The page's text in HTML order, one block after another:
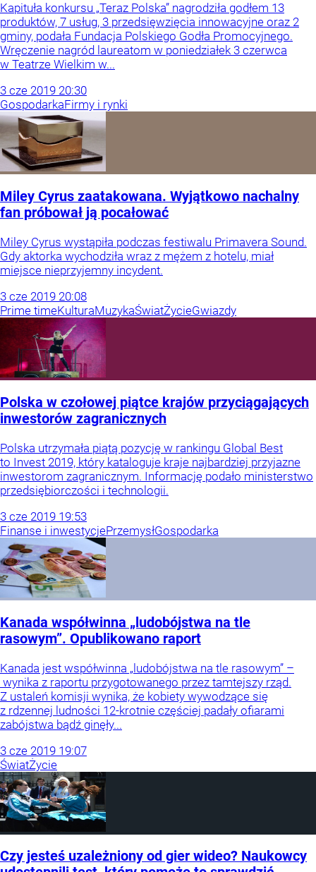
Kapituła konkursu „Teraz Polska” nagrodziła godłem 13
produktów, 7 usług, 3 przedsięwzięcia innowacyjne oraz 2
gminy, podała Fundacja Polskiego Godła Promocyjnego.
Wręczenie nagród laureatom w poniedziałek 3 czerwca
w Teatrze Wielkim w...
3 cze 2019 20:30
GospodarkaFirmy i rynki
Miley Cyrus zaatakowana. Wyjątkowo nachalny
fan próbował ją pocałować
Miley Cyrus wystąpiła podczas festiwalu Primavera Sound.
Gdy aktorka wychodziła wraz z mężem z hotelu, miał
miejsce nieprzyjemny incydent.
3 cze 2019 20:08
Prime timeKulturaMuzykaŚwiatŻycieGwiazdy
Polska w czołowej piątce krajów przyciągających
inwestorów zagranicznych
Polska utrzymała piątą pozycję w rankingu Global Best
to Invest 2019, który kataloguje kraje najbardziej przyjazne
inwestorom zagranicznym. Informację podało ministerstwo
przedsiębiorczości i technologii.
3 cze 2019 19:53
Finanse i inwestycjePrzemysłGospodarka
Kanada współwinna „ludobójstwa na tle
rasowym”. Opublikowano raport
Kanada jest współwinna „ludobójstwa na tle rasowym” –
wynika z raportu przygotowanego przez tamtejszy rząd.
Z ustaleń komisji wynika, że kobiety wywodzące się
z rdzennej ludności 12-krotnie częściej padały ofiarami
zabójstwa bądź ginęły...
3 cze 2019 19:07
ŚwiatŻycie
Czy jesteś uzależniony od gier wideo? Naukowcy